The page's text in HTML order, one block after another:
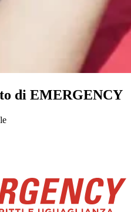
di EMERGENCY